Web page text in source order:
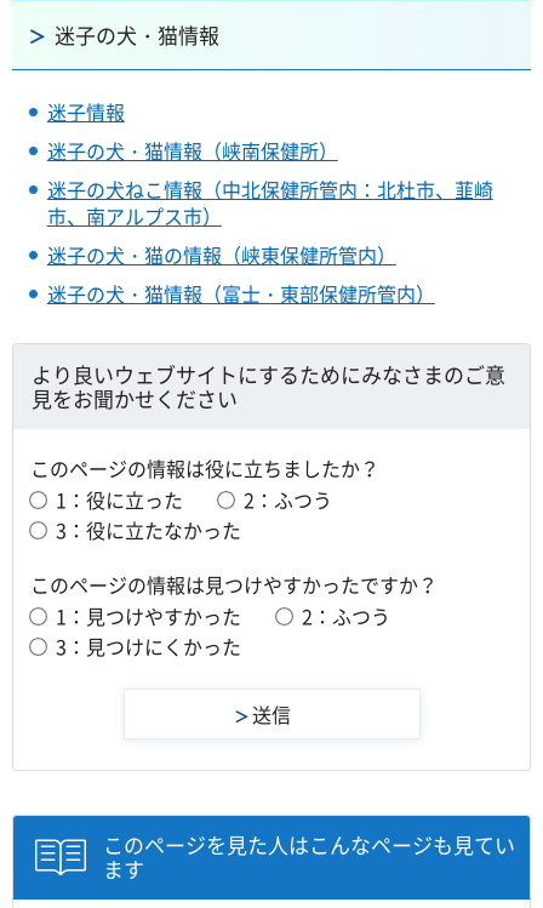
迷子の犬・猫情報
迷子情報
迷子の犬・猫情報（峡南保健所）
迷子の犬ねこ情報（中北保健所管内：北杜市、韮崎
市、南アルプス市）
迷子の犬・猫の情報（峡東保健所管内）
迷子の犬・猫情報（富士・東部保健所管内）
より良いウェブサイトにするためにみなさまのご意
見をお聞かせください
このページの情報は役に立ちましたか？
1：役に立った
2：ふつう
3：役に立たなかった
このページの情報は見つけやすかったですか？
1：見つけやすかった
2：ふつう
3：見つけにくかった
このページを見た人はこんなページも見てい
ます